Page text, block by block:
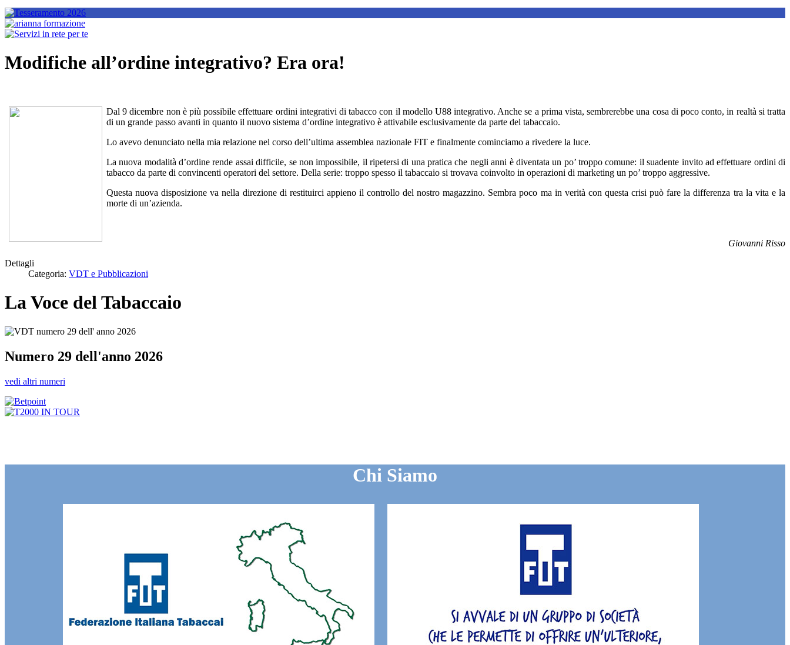
Modifiche all’ordine integrativo? Era ora!
Dal 9 dicembre non è più possibile effettuare ordini integrativi di tabacco con il modello U88 integrativo. Anche se a prima vista, sembrerebbe una cosa di poco conto, in realtà si tratta
di un grande passo avanti in quanto il nuovo sistema d’ordine integrativo è attivabile esclusivamente da parte del tabaccaio.
Lo avevo denunciato nella mia relazione nel corso dell’ultima assemblea nazionale FIT e finalmente cominciamo a rivedere la luce.
La nuova modalità d’ordine rende assai difficile, se non impossibile, il ripetersi di una pratica che negli anni è diventata un po’ troppo comune: il suadente invito ad effettuare ordini di
tabacco da parte di convincenti operatori del settore. Della serie: troppo spesso il tabaccaio si trovava coinvolto in operazioni di marketing un po’ troppo aggressive.
Questa nuova disposizione va nella direzione di restituirci appieno il controllo del nostro magazzino. Sembra poco ma in verità con questa crisi può fare la differenza tra la vita e la
morte di un’azienda.
Giovanni Risso
Dettagli
Categoria: VDT e Pubblicazioni
La Voce del Tabaccaio
Numero 29 dell'anno 2026
vedi altri numeri
Chi Siamo